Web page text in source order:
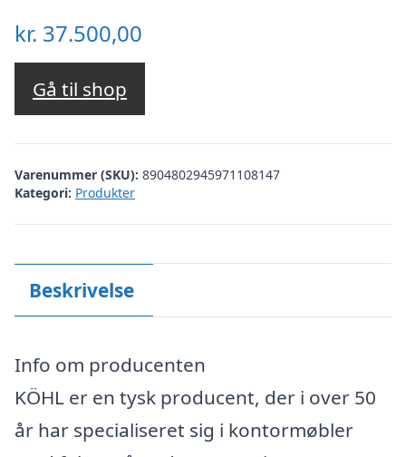
kr. 37.500,00
Gå til shop
Varenummer (SKU): 8904802945971108147
Kategori: Produkter
Beskrivelse
Info om producenten
KÖHL er en tysk producent, der i over 50
år har specialiseret sig i kontormøbler